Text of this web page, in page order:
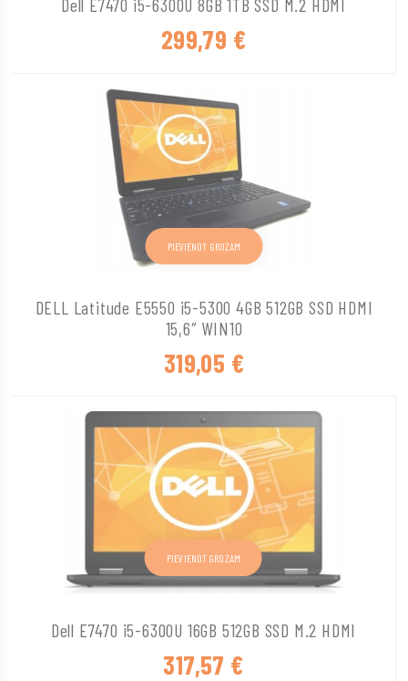
Dell E7470 i5-6300U 8GB 1TB SSD M.2 HDMI
299,79 €
DELL Latitude E5550 i5-5300 4GB 512GB SSD HDMI
15,6″ WIN10
319,05 €
PIEVIENOT GROZAM
Dell E7470 i5-6300U 16GB 512GB SSD M.2 HDMI
317,57 €
PIEVIENOT GROZAM